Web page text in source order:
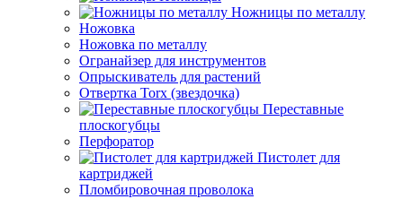
Ножницы по металлу
Ножовка
Ножовка по металлу
Огранайзер для инструментов
Опрыскиватель для растений
Отвертка Torx (звездочка)
Переставные
плоскогубцы
Перфоратор
Пистолет для
картриджей
Пломбировочная проволока